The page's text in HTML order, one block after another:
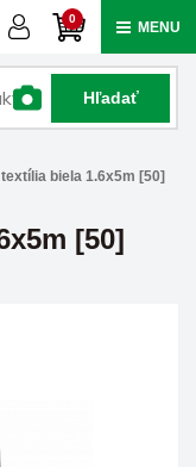
0 MENU
Hľadať
biela 1.6x5m [50]
[50]